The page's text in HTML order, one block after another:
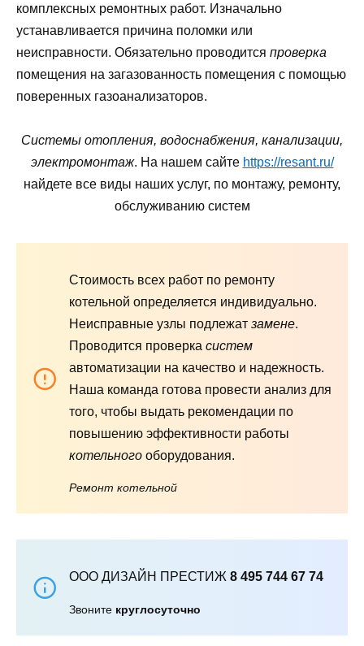
комплексных ремонтных работ. Изначально
устанавливается причина поломки или
неисправности. Обязательно проводится проверка
помещения на загазованность помещения с помощью
поверенных газоанализаторов.
Системы отопления, водоснабжения, канализации,
электромонтаж. На нашем сайте https://resant.ru/
найдете все виды наших услуг, по монтажу, ремонту,
обслуживанию систем
Стоимость всех работ по ремонту
котельной определяется индивидуально.
Неисправные узлы подлежат замене.
Проводится проверка систем
автоматизации на качество и надежность.
Наша команда готова провести анализ для
того, чтобы выдать рекомендации по
повышению эффективности работы
котельного оборудования.
Ремонт котельной
ООО ДИЗАЙН ПРЕСТИЖ 8 495 744 67 74
Звоните круглосуточно